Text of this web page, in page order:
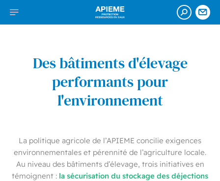
Afficher
la
APIEME
:
protection
de
l’impluvium
eaux
Evian
Ouvrir
la
Des bâtiments d'élevage
performants pour
l'environnement
La politique agricole de l’APIEME concilie exigences
environnementales et pérennité de l’agriculture locale.
Au niveau des bâtiments d’élevage, trois initiatives en
témoignent : la sécurisation du stockage des déjections